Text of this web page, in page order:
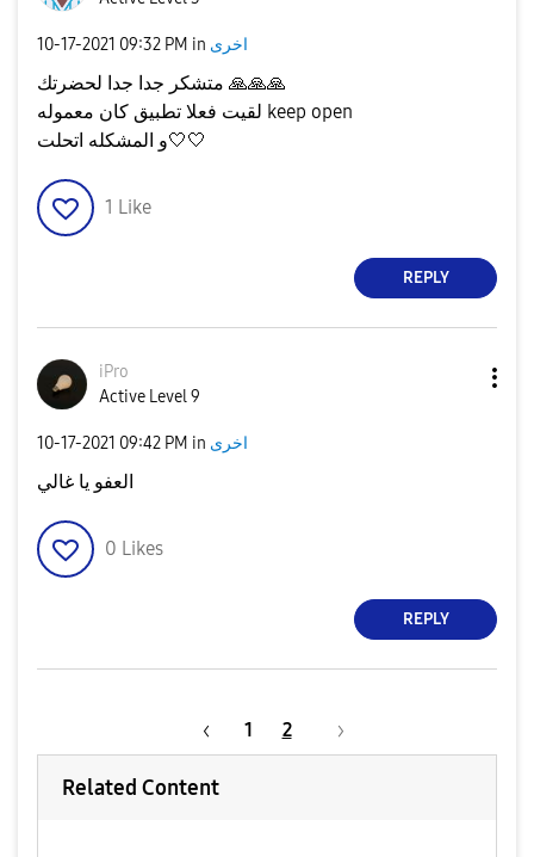
‎10-17-2021 09:32 PM in اخرى
🙏🙏🙏
لقيت فعلا تطبيق كان معموله keep open
و المشكله اتحلت🤍🤍
1 Like
REPLY
iPro
Active Level 9
‎10-17-2021 09:42 PM in اخرى
العفو يا غالي
0 Likes
REPLY
1 2
Related Content